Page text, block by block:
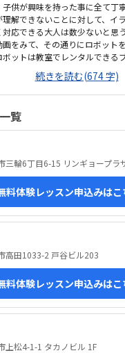
子供が興味を持った事に全て丁
解できないことに対して、イ
応できる大人は数少ないと思
をみて、その通りにロボット
ットは教室でレンタルできる
レットの操作も子供自身ができ
でした。家から自転車ですぐの
、場所も道路面に接している
気が散らず、集中しやすいと
いました。生徒2.3人でも大
ら制作するので、簡単なうち
まり得意な事がなく、自分に...
続きを読む(674 字)
覧
三輪6丁目6-15 リンギョープ
料体験レッスン申込みはこ
高田1033-2 戸谷ビル203
料体験レッスン申込みはこ
上松4-1-1 タカノビル 1F